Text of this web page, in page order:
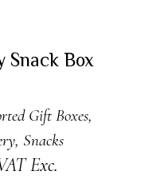
Snack Box
Gift Boxes,
, Snacks
Exc.